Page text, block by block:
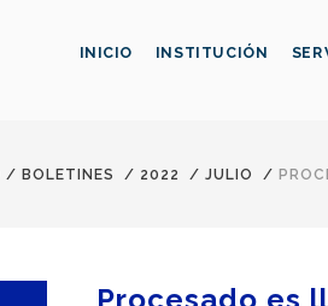
INICIO INSTITUCIÓN
/ BOLETINES / 2022 / JULIO /